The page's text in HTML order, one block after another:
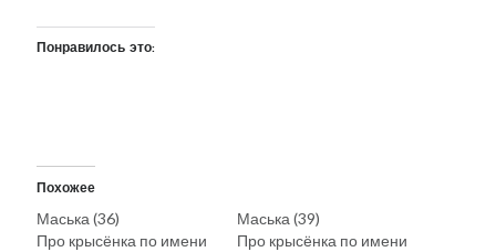
Понравилось это:
Похожее
Маська (36)
Про крысёнка по имени
Маська (39)
Про крысёнка по имени